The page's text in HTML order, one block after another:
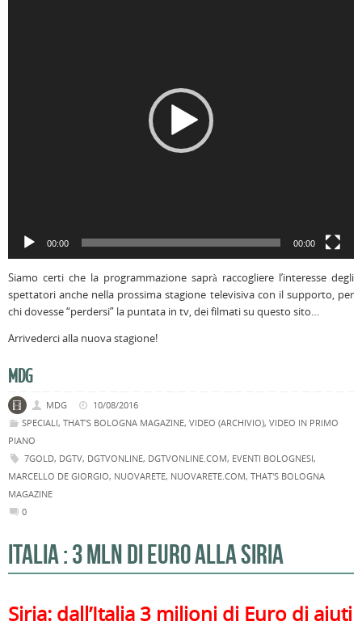
00:00 00:00
Siamo certi che la programmazione saprà raccogliere l’interesse degli
spettatori anche nella prossima stagione televisiva con il supporto, per
chi dovesse “perdersi” la puntata in tv, dei filmati su questo sito…
Arrivederci alla nuova stagione!
MDG
MDG
10/08/2016
SPECIALI, THAT'S BOLOGNA MAGAZINE, VIDEO (ARCHIVIO), VIDEO IN PRIMO
PIANO
7GOLD, DGTV, DGTVONLINE, DGTVONLINE.COM, EVENTI BOLOGNESI,
MARCELLO DE GIORGIO, NUOVARETE, NUOVARETE.COM, THAT'S BOLOGNA
MAGAZINE
0
ITALIA : 3 MLN DI EURO ALLA SIRIA
Siria: dall’Italia 3 milioni di Euro di aiuti